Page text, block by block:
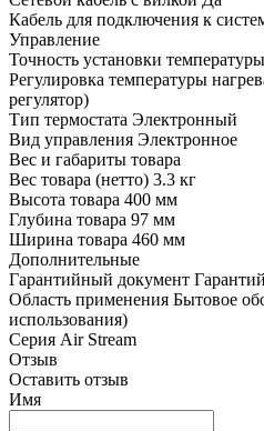
Кабель для подключения к
Управление
Точность установки
Регулировка температуры
регулятор)
Тип термостата Электронный
Вид управления Электронное
Вес и габариты товара
Вес товара (нетто) 3.3 кг
Высота товара 400 мм
Глубина товара 97 мм
Ширина товара 460 мм
Дополнительные
Гарантийный документ
Область применения Бытовое
использования)
Серия Air Stream
Отзыв
Оставить отзыв
Имя